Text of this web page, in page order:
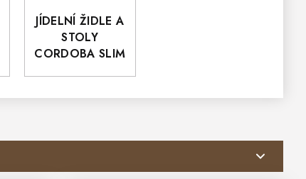
JÍDELNÍ ŽIDLE A
STOLY
CORDOBA SLIM